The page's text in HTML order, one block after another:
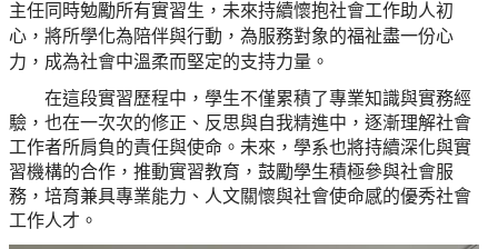
主任同時勉勵所有實習生，未來持續懷抱社會工作助人初
心，將所學化為陪伴與行動，為服務對象的福祉盡一份心
力，成為社會中溫柔而堅定的支持力量。
在這段實習歷程中，學生不僅累積了專業知識與實務經
驗，也在一次次的修正、反思與自我精進中，逐漸理解社會
工作者所肩負的責任與使命。未來，學系也將持續深化與實
習機構的合作，推動實習教育，鼓勵學生積極參與社會服
務，培育兼具專業能力、人文關懷與社會使命感的優秀社會
工作人才。